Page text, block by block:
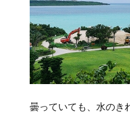
曇っていても、水のき